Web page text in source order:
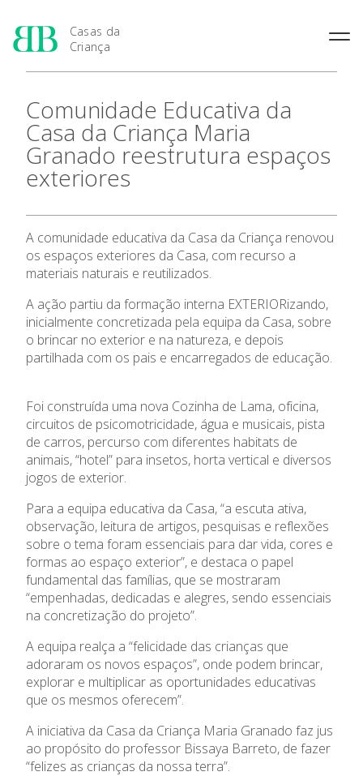
Casas da
Criança
Apresentação
Criança
Pensamento Pedagógico de
Bissaya Barreto
Natureza e fins pedagógicos
das Casas da Criança
As 7 Casas da Criança
Joaquina Barreto Rosa
Maria do Resgate Salazar
Maria Rita Patrocínio Costa
S. Julião
Maria Granado
Admissão
Admissão
Período de Inscrição
Candidatura
Renovação da Matrícula
Contactos
Comunidade Educativa da
Casa da Criança Maria
Granado reestrutura espaços
exteriores
A comunidade educativa da Casa da Criança renovou
os espaços exteriores da Casa, com recurso a
materiais naturais e reutilizados.
A ação partiu da formação interna EXTERIORizando,
inicialmente concretizada pela equipa da Casa, sobre
o brincar no exterior e na natureza, e depois
partilhada com os pais e encarregados de educação.
Foi construída uma nova Cozinha de Lama, oficina,
circuitos de psicomotricidade, água e musicais, pista
de carros, percurso com diferentes habitats de
animais, “hotel” para insetos, horta vertical e diversos
jogos de exterior.
Para a equipa educativa da Casa, “a escuta ativa,
observação, leitura de artigos, pesquisas e reflexões
sobre o tema foram essenciais para dar vida, cores e
formas ao espaço exterior”, e destaca o papel
fundamental das famílias, que se mostraram
“empenhadas, dedicadas e alegres, sendo essenciais
na concretização do projeto”.
A equipa realça a “felicidade das crianças que
adoraram os novos espaços”, onde podem brincar,
explorar e multiplicar as oportunidades educativas
que os mesmos oferecem”.
A iniciativa da Casa da Criança Maria Granado faz jus
ao propósito do professor Bissaya Barreto, de fazer
“felizes as crianças da nossa terra”.